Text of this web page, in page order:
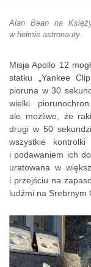
Alan Bean na
w hełmie astronauty.
Misja Apollo 12
statku „Yankee
pioruna w 30
wielki
ale możliwe, że
drugi w 50
wszystkie
i podawaniem ich
uratowana w
i przejściu na
ludźmi na Srebrnym